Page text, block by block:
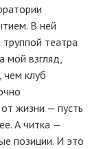
В ней
театра
мой взгляд,
чем клуб
жизни — пусть
А читка —
позиции. И это